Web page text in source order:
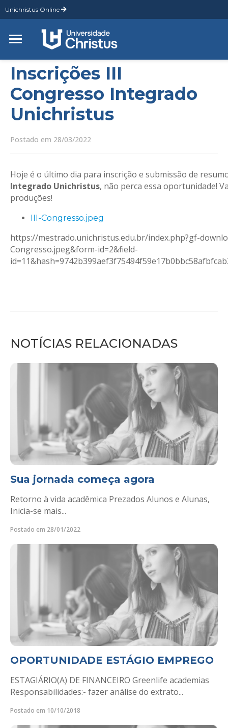
Unichristus Online
Inscrições III
Congresso Integrado
Unichristus
Postado em 28/03/2022
Hoje é o último dia para inscrição e submissão de
Integrado Unichristus, não perca essa oportunidade!
produções!
III-Congresso.jpeg
https://mestrado.unichristus.edu.br/index.php?gf-
Congresso.jpeg&form-id=2&field-
NOTÍCIAS RELACIONADAS
Sua jornada começa agora
Retorno à vida acadêmica Prezados Alunos e Alunas,
Inicia-se mais...
Postado em 28/01/2022
OPORTUNIDADE ESTÁGIO EMPREGO
ESTAGIÁRIO(A) DE FINANCEIRO Greenlife academias
Responsabilidades:- fazer análise do extrato...
Postado em 10/10/2018